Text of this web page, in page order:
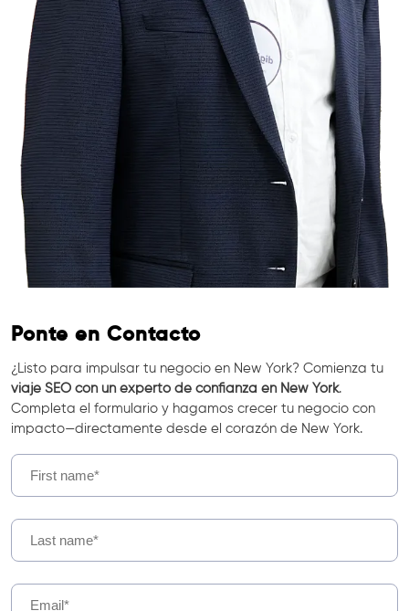
Ponte en Contacto
¿Listo para impulsar tu negocio en New York? Comienza tu
viaje SEO con un experto de confianza en New York.
Completa el formulario y hagamos crecer tu negocio con
impacto—directamente desde el corazón de New York.